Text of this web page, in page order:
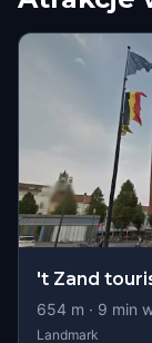
't Zand
654 m · 9 min
Landmark